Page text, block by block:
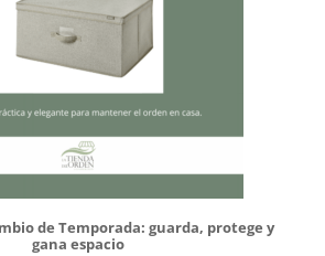
de Temporada: guarda, protege y
gana espacio